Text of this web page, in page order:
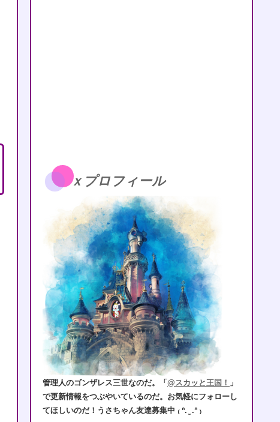
ｘプロフィール
管理人のゴンザレス三世なのだ。「@スカッと王国！ 」
で更新情報をつぶやいているのだ。お気軽にフォローし
てほしいのだ！うさちゃん友達募集中 ₍ ᐢ. ̫ .ᐢ ₎